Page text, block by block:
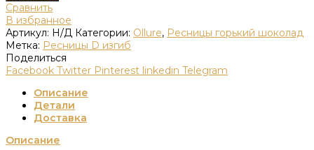
Сравнить
В избранное
Артикул: Н/Д Категории: Ollure, Ресницы горький шоколад
Метка: Ресницы D изгиб
Поделиться
Facebook Twitter Pinterest linkedin Telegram
Описание
Детали
Доставка
Описание